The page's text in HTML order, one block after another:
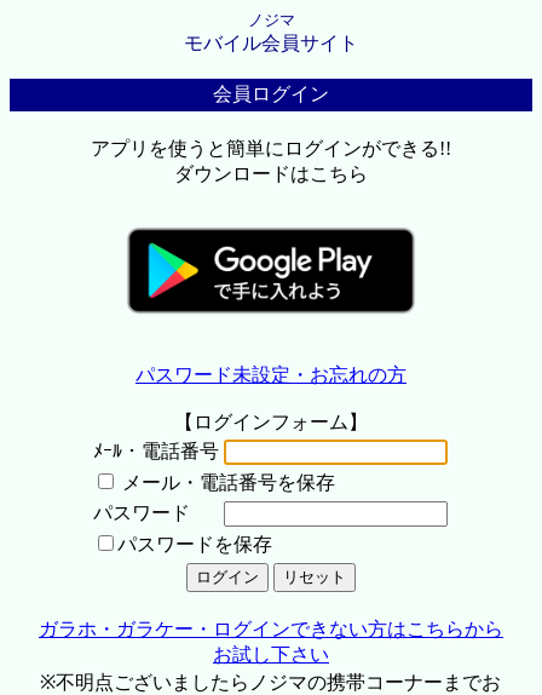
ノジマ
モバイル会員サイト
会員ログイン
アプリを使うと簡単にログインができる!!
ダウンロードはこちら
パスワード未設定・お忘れの方
【ログインフォーム】
ﾒｰﾙ・電話番号
メール・電話番号を保存
パスワード
パスワードを保存
ガラホ・ガラケー・ログインできない方はこちらから
お試し下さい
※不明点ございましたらノジマの携帯コーナーまでお